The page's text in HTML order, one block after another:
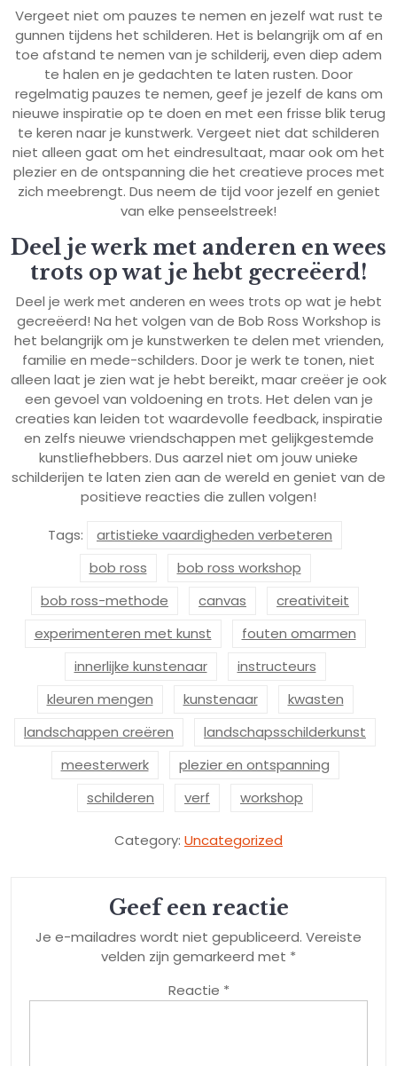
Vergeet niet om pauzes te nemen en jezelf wat rust te
gunnen tijdens het schilderen. Het is belangrijk om af en
toe afstand te nemen van je schilderij, even diep adem
te halen en je gedachten te laten rusten. Door
regelmatig pauzes te nemen, geef je jezelf de kans om
nieuwe inspiratie op te doen en met een frisse blik terug
te keren naar je kunstwerk. Vergeet niet dat schilderen
niet alleen gaat om het eindresultaat, maar ook om het
plezier en de ontspanning die het creatieve proces met
zich meebrengt. Dus neem de tijd voor jezelf en geniet
van elke penseelstreek!
Deel je werk met anderen en wees
trots op wat je hebt gecreëerd!
Deel je werk met anderen en wees trots op wat je hebt
gecreëerd! Na het volgen van de Bob Ross Workshop is
het belangrijk om je kunstwerken te delen met vrienden,
familie en mede-schilders. Door je werk te tonen, niet
alleen laat je zien wat je hebt bereikt, maar creëer je ook
een gevoel van voldoening en trots. Het delen van je
creaties kan leiden tot waardevolle feedback, inspiratie
en zelfs nieuwe vriendschappen met gelijkgestemde
kunstliefhebbers. Dus aarzel niet om jouw unieke
schilderijen te laten zien aan de wereld en geniet van de
positieve reacties die zullen volgen!
Tags:
artistieke vaardigheden verbeteren
bob ross
bob ross workshop
bob ross-methode
canvas
creativiteit
experimenteren met kunst
fouten omarmen
innerlijke kunstenaar
instructeurs
kleuren mengen
kunstenaar
kwasten
landschappen creëren
landschapsschilderkunst
meesterwerk
plezier en ontspanning
schilderen
verf workshop
Category: Uncategorized
Geef een reactie
Je e-mailadres wordt niet gepubliceerd. Vereiste
velden zijn gemarkeerd met *
Reactie *